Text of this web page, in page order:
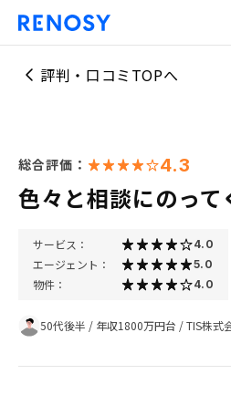
評判・口コミTOPへ
総合評価： 4.3
色々と相談にのって
サービス： 4.0
エージェント： 5.0
物件： 4.0
50代後半 / 年収1800万円台 /TIS株式